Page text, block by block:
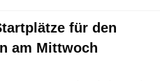
für den
am Mittwoch